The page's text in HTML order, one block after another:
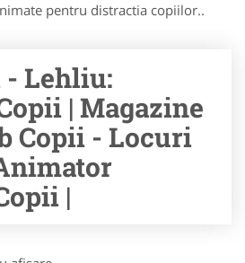
pentru distractia copiilor..
- Lehliu:
| Magazine
Copii - Locuri
|